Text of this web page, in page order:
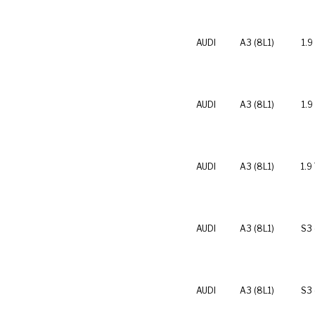
AUDI A3 (8L1) 1.9
AUDI A3 (8L1) 1.9
AUDI A3 (8L1)
AUDI A3 (8L1) S3
AUDI A3 (8L1) S3